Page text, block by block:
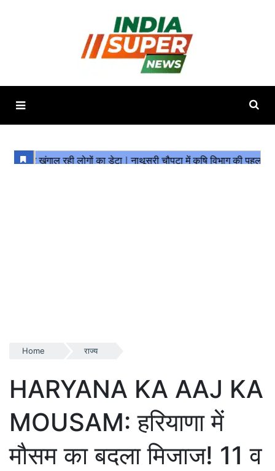
Home राज्य
HARYANA KA AAJ KA
MOUSAM: हरियाणा में
मौसम का बदला मिजाज! 11 व